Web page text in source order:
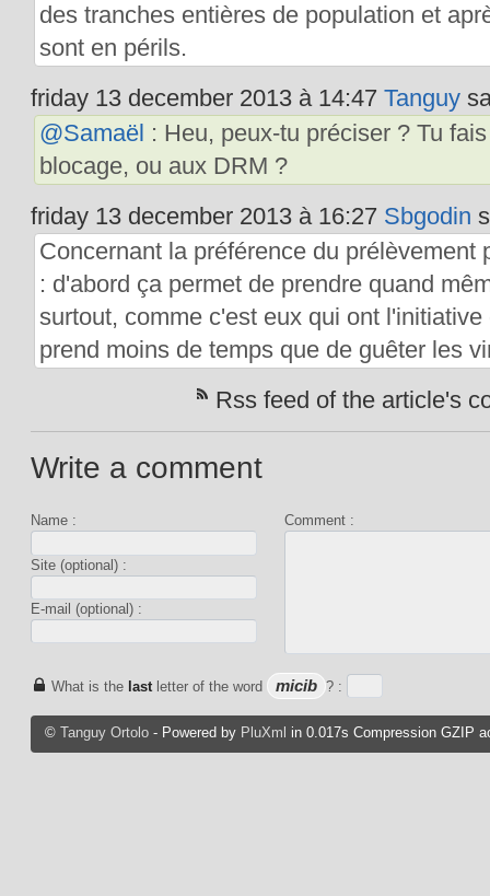
des tranches entières de population et
sont en périls.
friday 13 december 2013 à 14:47 Tanguy
@Samaël : Heu, peux-tu préciser ? Tu
blocage, ou aux DRM ?
friday 13 december 2013 à 16:27 Sbgodin
Concernant la préférence du prélèvement
: d'abord ça permet de prendre quand
surtout, comme c'est eux qui ont
prend moins de temps que de guêter les
Rss feed of the article's
Write a comment
Name :
Site (optional) :
E-mail (optional) :
Comment :
What is the lastletter of the word micib ? :
© Tanguy Ortolo- Powered by PluXml in 0.017s Compression GZIP